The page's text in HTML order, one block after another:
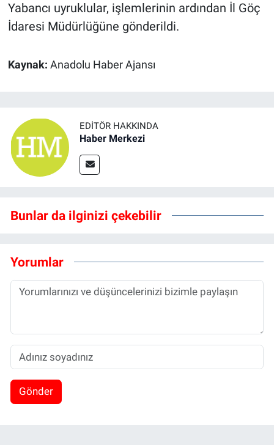
Yabancı uyruklular, işlemlerinin ardından İl Göç
İdaresi Müdürlüğüne gönderildi.
Kaynak: Anadolu Haber Ajansı
EDITÖR HAKKINDA
Haber Merkezi
Bunlar da ilginizi çekebilir
Yorumlar
Gönder